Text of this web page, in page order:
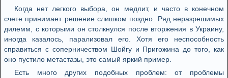
Когда нет легкого выбора, он медлит, и часто в конечном
счете принимает решение слишком поздно. Ряд неразрешимых
дилемм, с которыми он столкнулся после вторжения в Украину,
иногда казалось, парализовал его. Хотя его неспособность
справиться с соперничеством Шойгу и Пригожина до того, как
оно пустило метастазы, это самый яркий пример.
Есть много других подобных проблем: от проблемы